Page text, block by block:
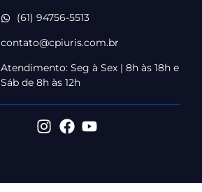
(61) 94756-5513
contato@cpiuris.com.br
Atendimento: Seg à Sex | 8h às 18h e
Sáb de 8h às 12h